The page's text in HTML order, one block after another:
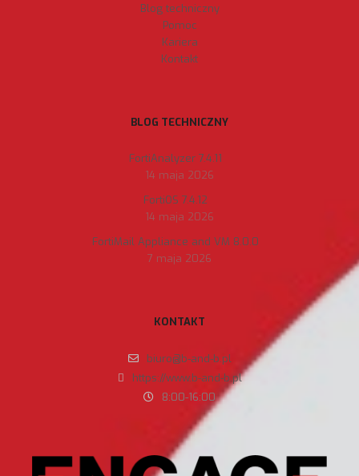
Blog techniczny
Pomoc
Kariera
Kontakt
BLOG TECHNICZNY
FortiAnalyzer 7.4.11
14 maja 2026
FortiOS 7.4.12
14 maja 2026
FortiMail Appliance and VM 8.0.0
7 maja 2026
KONTAKT
biuro@b-and-b.pl
https://www.b-and-b.pl
8:00-16:00